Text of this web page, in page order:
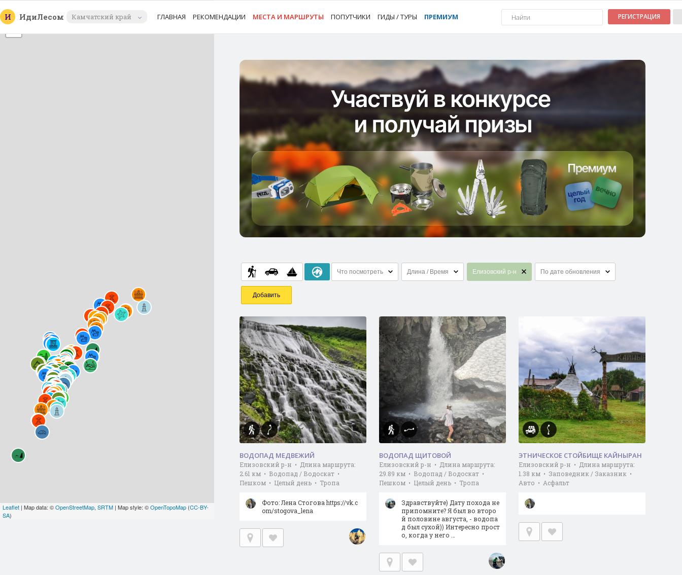
И ИдиЛесом Камчатский край ГЛАВНАЯ РЕКОМЕНДАЦИИ МЕСТА И МАРШРУТЫ ПОПУТЧИКИ ГИДЫ / ТУРЫ ПРЕМИУМ РЕГИСТРАЦИЯ
+
Leaflet | Map data: ©OpenStreetMap, SRTM | Map style: ©OpenTopoMap (CC-BY-
SA)
Что посмотреть Длина / Время Елизовский р-н По дате обновления
Добавить
ВОДОПАД МЕДВЕЖИЙ
Елизовский р-н • Длина маршрута:
2.61 км • Водопад / Водоскат •
Пешком • Целый день • Тропа
Фото: Лена Стогова https://vk.c
om/stogova_lena
ВОДОПАД ЩИТОВОЙ
Елизовский р-н • Длина маршрута:
29.89 км • Водопад / Водоскат •
Пешком • Целый день • Тропа
Здравствуйте) Дату похода не
припомните? Я был во второ
й половине августа, - водопа
д был сухой)) Интересно прост
о, когда у него …
ЭТНИЧЕСКОЕ СТОЙБИЩЕ КАЙНЫРАН
Елизовский р-н • Длина маршрута:
1.38 км • Заповедник / Заказник •
Авто • Асфальт